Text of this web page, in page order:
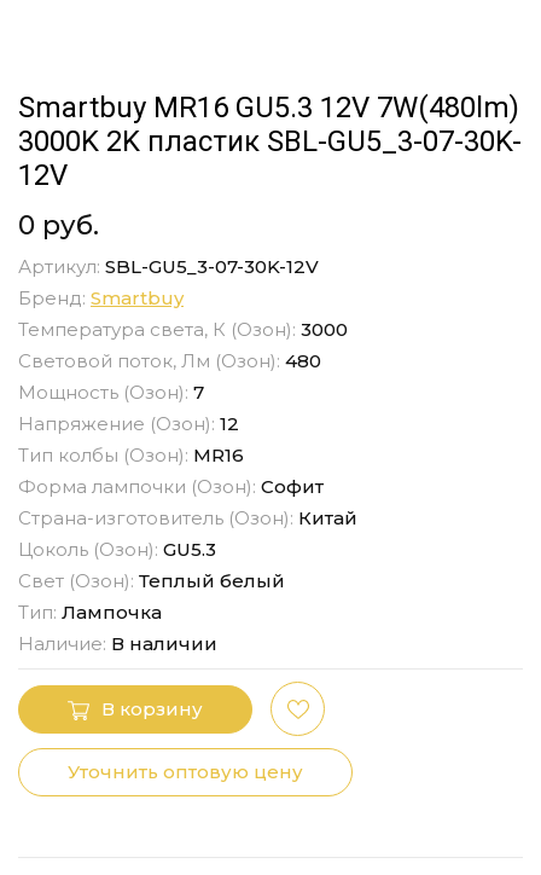
Smartbuy MR16 GU5.3 12V 7W(480lm)
3000K 2K пластик SBL-GU5_3-07-30K-
12V
0 руб.
Артикул: SBL-GU5_3-07-30K-12V
Бренд: Smartbuy
Температура света, К (Озон): 3000
Световой поток, Лм (Озон): 480
Мощность (Озон): 7
Напряжение (Озон): 12
Тип колбы (Озон): MR16
Форма лампочки (Озон): Софит
Страна-изготовитель (Озон): Китай
Цоколь (Озон): GU5.3
Свет (Озон): Теплый белый
Тип: Лампочка
Наличие: В наличии
В корзину
Уточнить оптовую цену